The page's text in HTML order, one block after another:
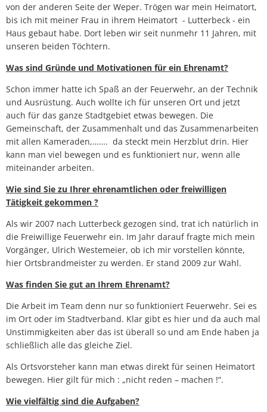
von der anderen Seite der Weper. Trögen war mein Heimatort,
bis ich mit meiner Frau in ihrem Heimatort - Lutterbeck - ein
Haus gebaut habe. Dort leben wir seit nunmehr 11 Jahren, mit
unseren beiden Töchtern.
Was sind Gründe und Motivationen für ein Ehrenamt?
Schon immer hatte ich Spaß an der Feuerwehr, an der Technik
und Ausrüstung. Auch wollte ich für unseren Ort und jetzt
auch für das ganze Stadtgebiet etwas bewegen. Die
Gemeinschaft, der Zusammenhalt und das Zusammenarbeiten
mit allen Kameraden,……. da steckt mein Herzblut drin. Hier
kann man viel bewegen und es funktioniert nur, wenn alle
miteinander arbeiten.
Wie sind Sie zu Ihrer ehrenamtlichen oder freiwilligen
Tätigkeit gekommen ?
Als wir 2007 nach Lutterbeck gezogen sind, trat ich natürlich in
die Freiwillige Feuerwehr ein. Im Jahr darauf fragte mich mein
Vorgänger, Ulrich Westemeier, ob ich mir vorstellen könnte,
hier Ortsbrandmeister zu werden. Er stand 2009 zur Wahl.
Was finden Sie gut an Ihrem Ehrenamt?
Die Arbeit im Team denn nur so funktioniert Feuerwehr. Sei es
im Ort oder im Stadtverband. Klar gibt es hier und da auch mal
Unstimmigkeiten aber das ist überall so und am Ende haben ja
schließlich alle das gleiche Ziel.
Als Ortsvorsteher kann man etwas direkt für seinen Heimatort
bewegen. Hier gilt für mich : „nicht reden – machen !“.
Wie vielfältig sind die Aufgaben?